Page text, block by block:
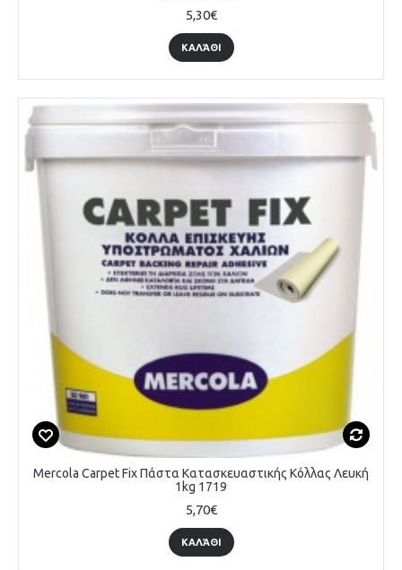
5,30€
ΚΑΛΆΘΙ
Mercola Carpet Fix Πάστα Κατασκευαστικής Κόλλας Λευκή
1kg 1719
5,70€
ΚΑΛΆΘΙ